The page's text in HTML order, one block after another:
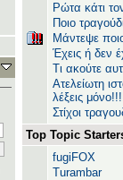
Ρώτα κάτι
Ποιο
Μάντεψε
Έχεις ή δεν
Τι ακούτε
Ατελείωτη
λέξεις
Στίχοι
Top Topic
fugiFOX
Turambar